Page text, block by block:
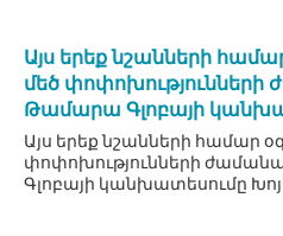
Այս երեք նշանների
մեծ փոփոխությունների
Թամարա Գլոբայի
Այս երեք նշանների համար
փոփոխությունների
Գլոբայի կանխատեսումը